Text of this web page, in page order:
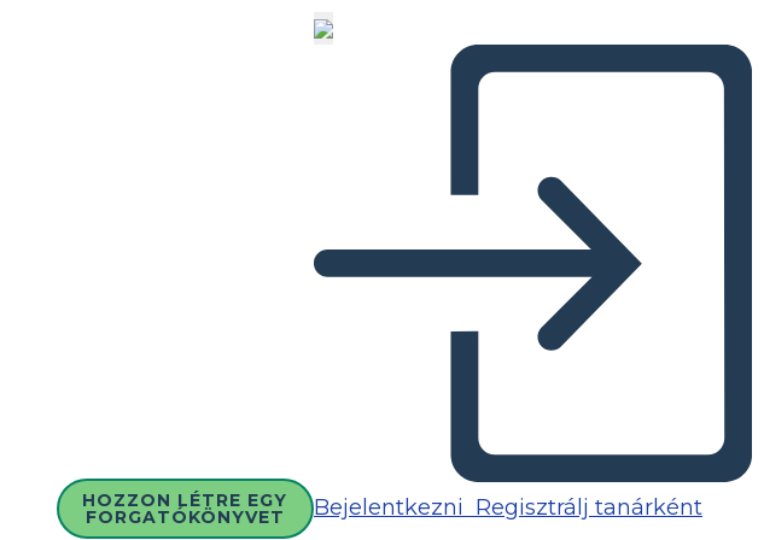
HOZZON LÉTRE EGY
FORGATÓKÖNYVET Bejelentkezni Regisztrálj tanárként